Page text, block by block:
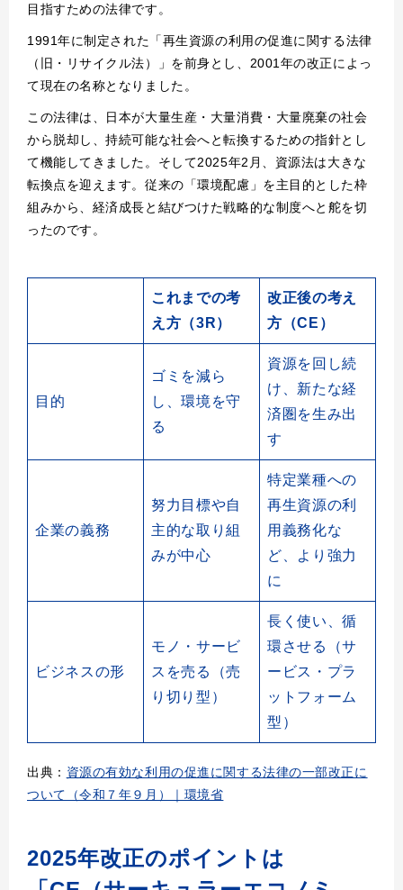
目指すための法律です。
1991年に制定された「再生資源の利用の促進に関する法律
（旧・リサイクル法）」を前身とし、2001年の改正によっ
て現在の名称となりました。
この法律は、日本が大量生産・大量消費・大量廃棄の社会
から脱却し、持続可能な社会へと転換するための指針とし
て機能してきました。そして2025年2月、資源法は大きな
転換点を迎えます。従来の「環境配慮」を主目的とした枠
組みから、経済成長と結びつけた戦略的な制度へと舵を切
ったのです。
これまでの考
え方（3R）
改正後の考え
方（CE）
目的
ゴミを減ら
し、環境を守
る
資源を回し続
け、新たな経
済圏を生み出
す
企業の義務
努力目標や自
主的な取り組
みが中心
特定業種への
再生資源の利
用義務化な
ど、より強力
に
ビジネスの形
モノ・サービ
スを売る（売
り切り型）
長く使い、循
環させる（サ
ービス・プラ
ットフォーム
型）
出典： 資源の有効な利用の促進に関する法律の一部改正に
ついて（令和７年９月）｜環境省
2025年改正のポイントは